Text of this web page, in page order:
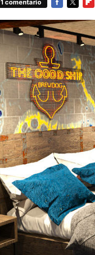
1 comentario